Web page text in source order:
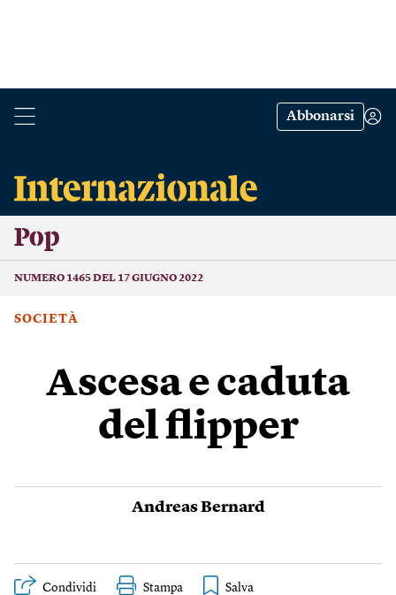
Abbonarsi
Pop
NUMERO 1465 DEL 17 GIUGNO 2022
SOCIETÀ
Ascesa e caduta
del flipper
Andreas Bernard
Condividi Stampa